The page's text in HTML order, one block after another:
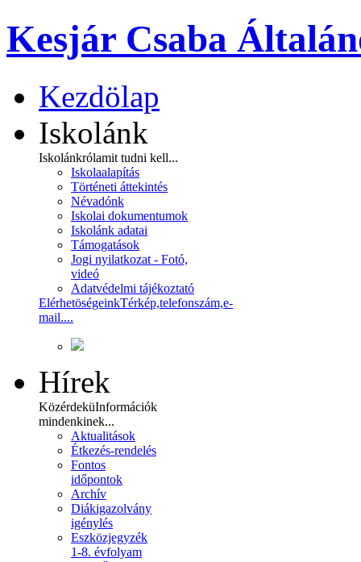
Kesjár Csaba
Kezdölap
Iskolánk
Iskolánkrólamit tudni kell...
Iskolaalapítás
Történeti áttekintés
Névadónk
Iskolai dokumentumok
Iskolánk adatai
Támogatások
Jogi nyilatkozat - Fotó,
videó
Adatvédelmi tájékoztató
ElérhetöségeinkTérkép,telefonszám,e-
mail....
Hírek
KözérdeküInformációk
mindenkinek...
Aktualitások
Étkezés-rendelés
Fontos
időpontok
Archív
Diákigazolvány
igénylés
Eszközjegyzék
1-8. évfolyam